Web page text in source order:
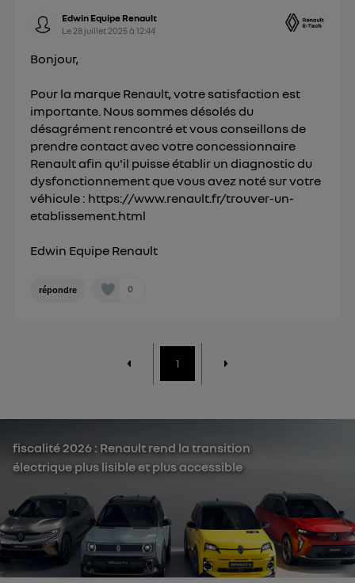
Edwin Equipe Renault
Le 28 juillet 2025à12:44
Bonjour,
Pour la marque Renault, votre satisfaction est
importante. Nous sommes désolés du
désagrément rencontré et vous conseillons de
prendre contact avec votre concessionnaire
Renault afin qu'il puisse établir un diagnostic du
dysfonctionnement que vous avez noté sur votre
véhicule : https://www.renault.fr/trouver-un-
etablissement.html
Edwin Equipe Renault
répondre 0
1
fiscalité 2026 : Renault rend la transition
électrique plus lisible et plus accessible